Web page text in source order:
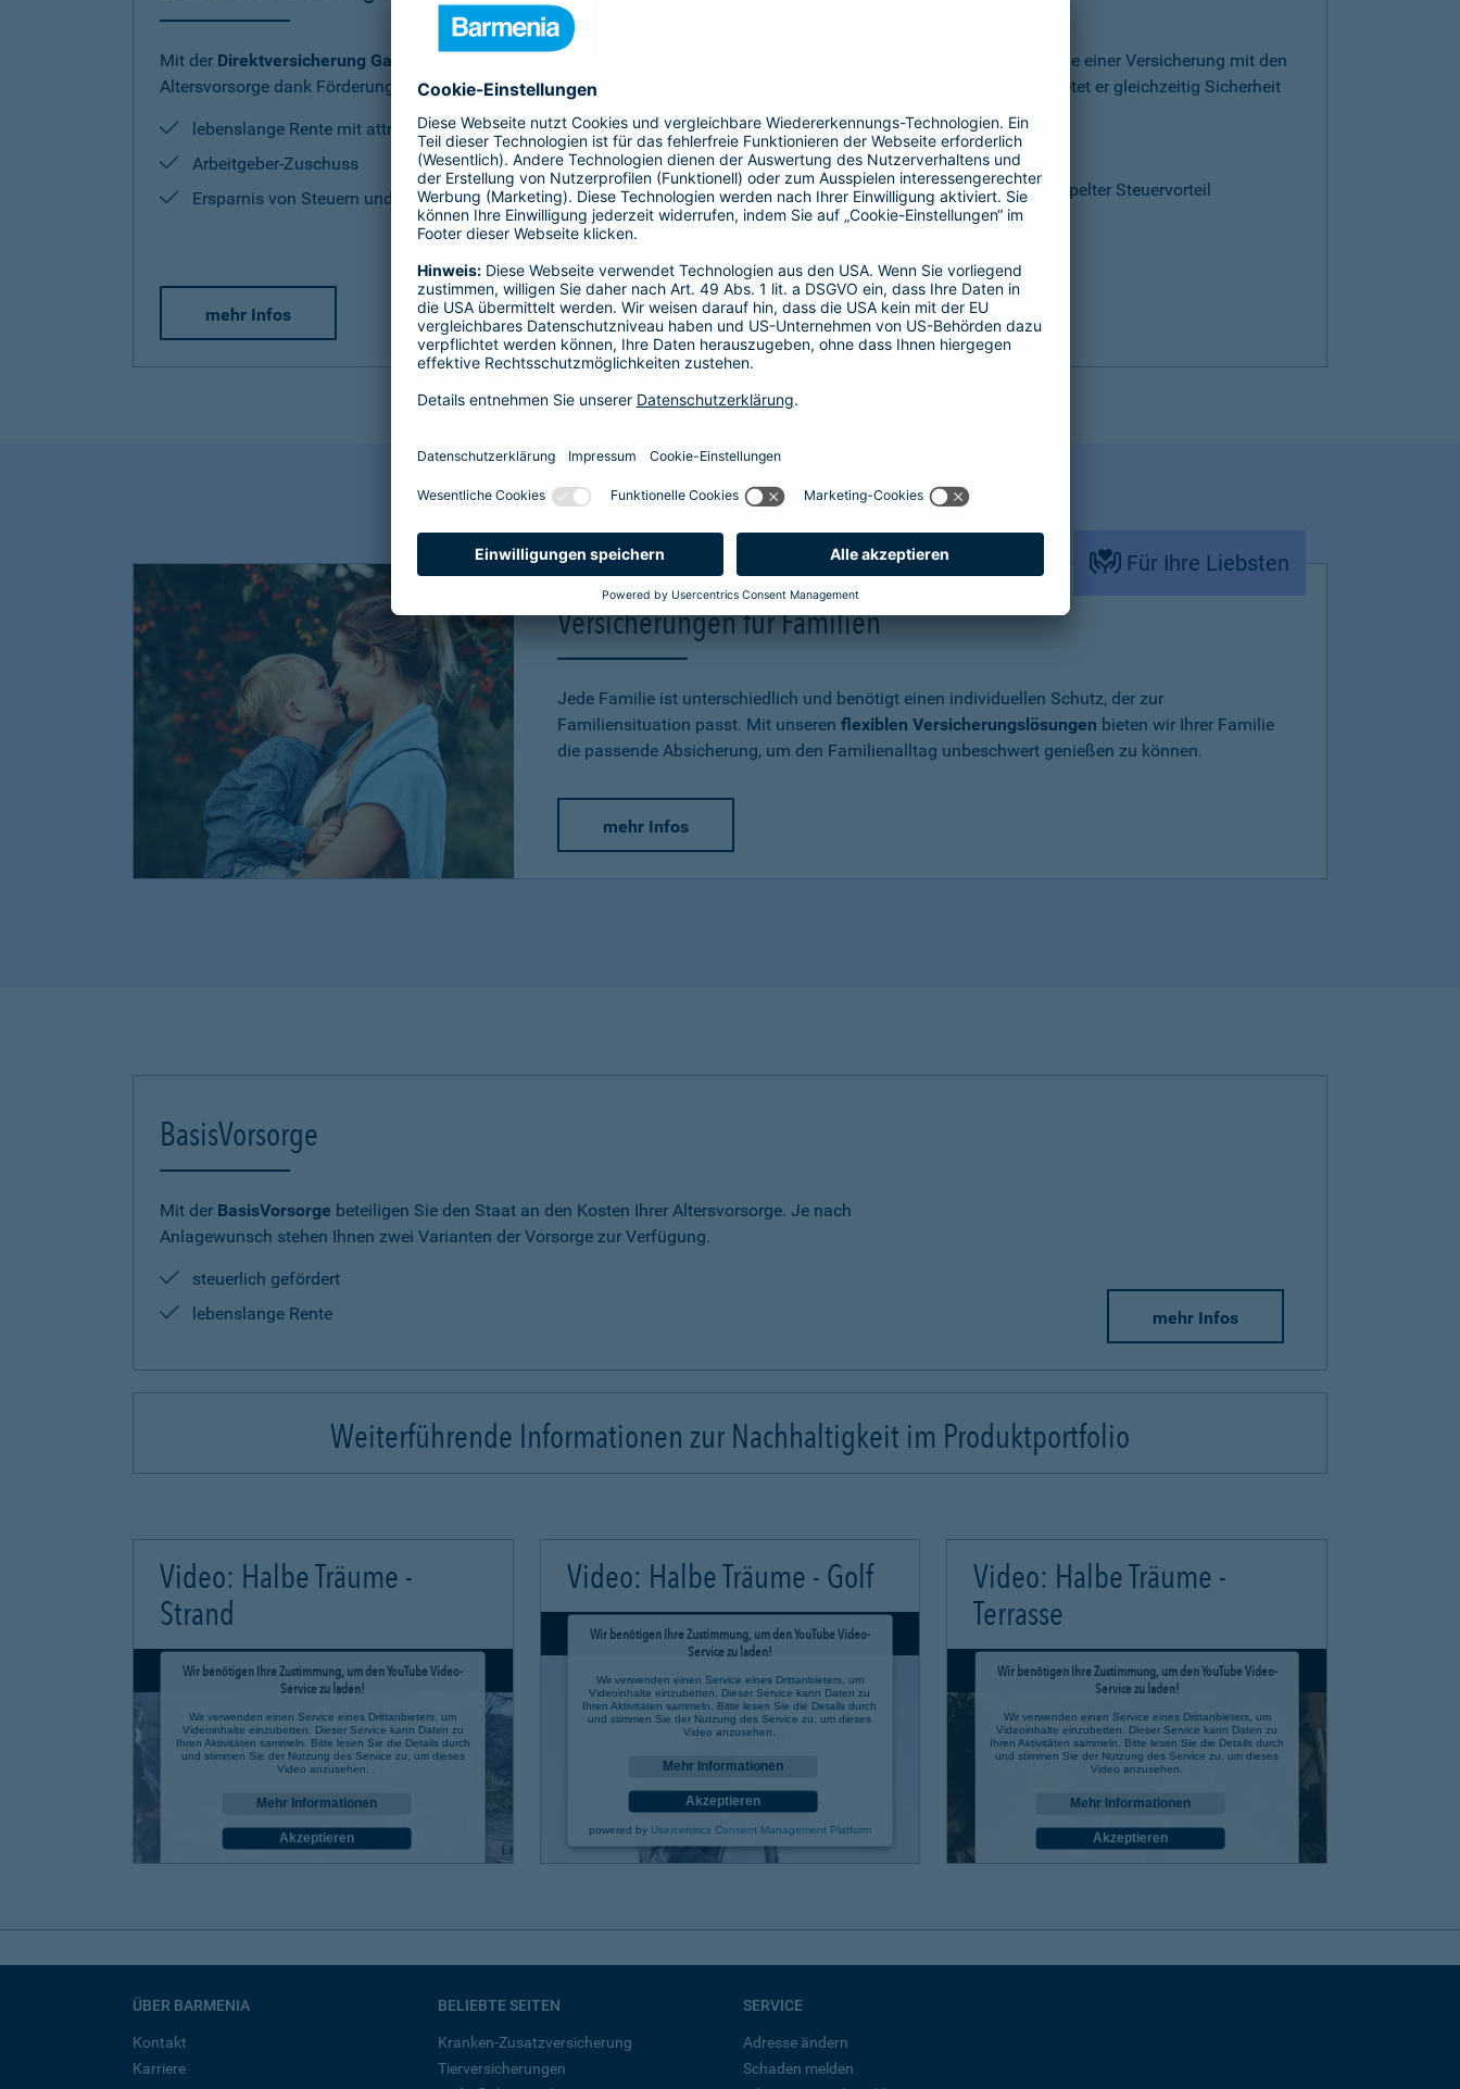
Mit der Direktversicherung GarantieRente Invest
Altersvorsorge dank Förderung sicher und umfangreich auf.
lebenslange Rente mit attraktiver Renditechance
Arbeitgeber-Zuschuss
Ersparnis von Steuern und Sozialabgaben
mehr Infos
kombiniert die Vorteile einer Versicherung mit den
Vorteilen einer Kapitalanlage. Somit bietet er gleichzeitig Sicherheit
und Renditechancen.
wählbare Beitragsgarantie
attraktive Renditechancen und doppelter Steuervorteil
mehr Infos
Für Ihre Liebsten
Versicherungen für Familien
Jede Familie ist unterschiedlich und benötigt einen individuellen Schutz, der zur
Familiensituation passt. Mit unseren flexiblen Versicherungslösungen bieten wir Ihrer Familie
die passende Absicherung, um den Familienalltag unbeschwert genießen zu können.
mehr Infos
BasisVorsorge
Mit der BasisVorsorge beteiligen Sie den Staat an den Kosten Ihrer Altersvorsorge. Je nach
Anlagewunsch stehen Ihnen zwei Varianten der Vorsorge zur Verfügung.
steuerlich gefördert
lebenslange Rente
mehr Infos
Weiterführende Informationen zur Nachhaltigkeit im Produktportfolio
Video: Halbe Träume -
Strand
Wir benötigen Ihre Zustimmung, um den YouTube Video-
Service zu laden!
Wir verwenden einen Service eines Drittanbieters, um
Videoinhalte einzubetten. Dieser Service kann Daten zu
Ihren Aktivitäten sammeln. Bitte lesen Sie die Details durch
und stimmen Sie der Nutzung des Service zu, um dieses
Video anzusehen.
Mehr Informationen
Akzeptieren
powered byUsercentrics Consent Management Platform
Video: Halbe Träume - Golf
Wir benötigen Ihre Zustimmung, um den YouTube Video-
Service zu laden!
Wir verwenden einen Service eines Drittanbieters, um
Videoinhalte einzubetten. Dieser Service kann Daten zu
Ihren Aktivitäten sammeln. Bitte lesen Sie die Details durch
und stimmen Sie der Nutzung des Service zu, um dieses
Video anzusehen.
Mehr Informationen
Akzeptieren
powered by Usercentrics Consent Management Platform
Video: Halbe Träume -
Terrasse
Wir benötigen Ihre Zustimmung, um den YouTube Video-
Service zu laden!
Wir verwenden einen Service eines Drittanbieters, um
Videoinhalte einzubetten. Dieser Service kann Daten zu
Ihren Aktivitäten sammeln. Bitte lesen Sie die Details durch
und stimmen Sie der Nutzung des Service zu, um dieses
Video anzusehen.
Mehr Informationen
Akzeptieren
powered byUsercentrics Consent Management Platform
ÜBER BARMENIA
Kontakt
Karriere
BELIEBTE SEITEN
Kranken-Zusatzversicherung
Tierversicherungen
SERVICE
Adresse ändern
Schaden melden